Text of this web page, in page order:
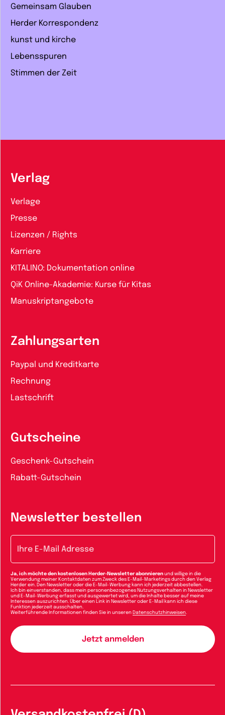
Gemeinsam Glauben
Herder Korrespondenz
kunst und kirche
Lebensspuren
Stimmen der Zeit
Verlag
Verlage
Presse
Lizenzen / Rights
Karriere
KITALINO: Dokumentation online
QiK Online-Akademie: Kurse für Kitas
Manuskriptangebote
Zahlungsarten
Paypal und Kreditkarte
Rechnung
Lastschrift
Gutscheine
Geschenk-Gutschein
Rabatt-Gutschein
Newsletter bestellen
Ja, ich möchte den kostenlosen Herder-Newsletter abonnieren und willige in die
Verwendung meiner Kontaktdaten zum Zweck des E-Mail-Marketings durch den Verlag
Herder ein. Den Newsletter oder die E-Mail-Werbung kann ich jederzeit abbestellen.
Ich bin einverstanden, dass mein personenbezogenes Nutzungsverhalten in Newsletter
und E-Mail-Werbung erfasst und ausgewertet wird, um die Inhalte besser auf meine
Interessen auszurichten. Über einen Link in Newsletter oder E-Mail kann ich diese
Funktion jederzeit ausschalten.
Weiterführende Informationen finden Sie in unseren Datenschutzhinweisen.